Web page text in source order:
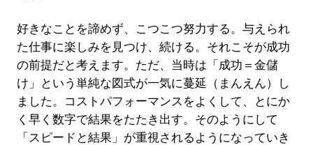
好きなことを諦めず、こつこつ努力する。与えられ
た仕事に楽しみを見つけ、続ける。それこそが成功
の前提だと考えます。ただ、当時は「成功＝金儲
け」という単純な図式が一気に蔓延（まんえん）し
ました。コストパフォーマンスをよくして、とにか
く早く数字で結果をたたき出す。そのようにして
「スピードと結果」が重視されるようになっていき